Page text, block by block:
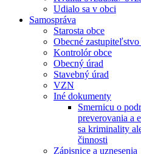
Udialo sa v obci
Samospráva
Starosta obce
Obecné
Kontrolór obce
Obecný úrad
Stavebný úrad
VZN
Iné dokumenty
Smernicu o
preverovania a
sa kriminality
činnosti
Zápisnice a uznesenia